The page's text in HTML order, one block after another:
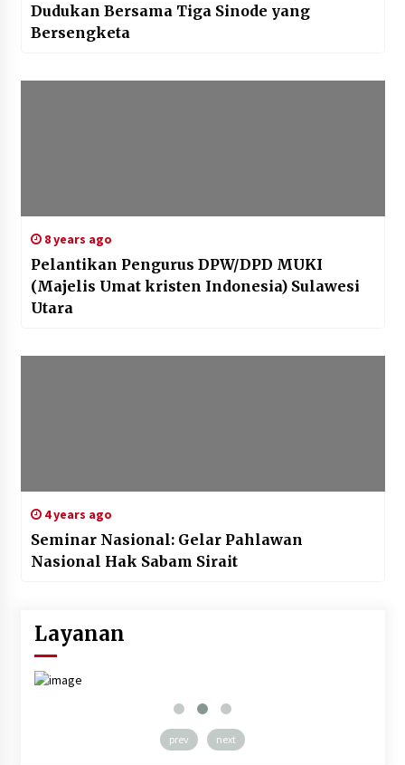
Dudukan Bersama Tiga Sinode yang
Bersengketa
8 years ago
Pelantikan Pengurus DPW/DPD MUKI
(Majelis Umat kristen Indonesia) Sulawesi
Utara
4 years ago
Seminar Nasional: Gelar Pahlawan
Nasional Hak Sabam Sirait
Layanan
prev next